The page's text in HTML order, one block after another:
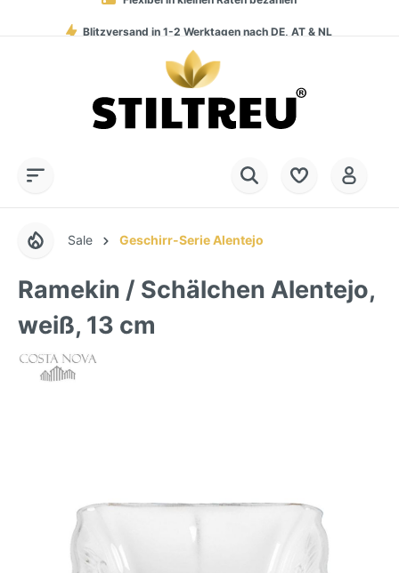
+49 (0) 28 32 - 408 990 0
Dauerhaft hohe Warenverfügbarkeit
SSL-verschlüsselt online einkaufen
Sale Geschirr-Serie Alentejo
Ramekin / Schälchen Alentejo,
weiß, 13 cm